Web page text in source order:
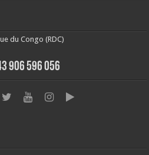
du Congo (RDC)
906 596 056